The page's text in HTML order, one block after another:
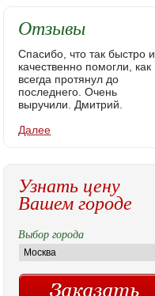
Отзывы
Спасибо, что так быстро и
качественно помогли, как
всегда протянул до
последнего. Очень
выручили. Дмитрий.
Далее
Узнать цену
Вашем городе
Выбор города